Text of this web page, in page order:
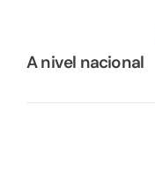
A nivel nacional